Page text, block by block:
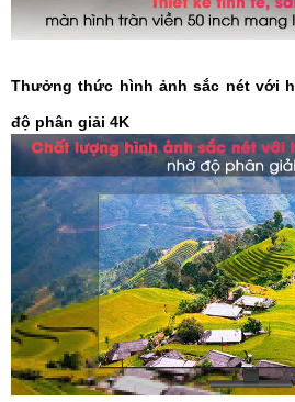
Thưởng thức hình ảnh sắc nét với
độ phân giải 4K